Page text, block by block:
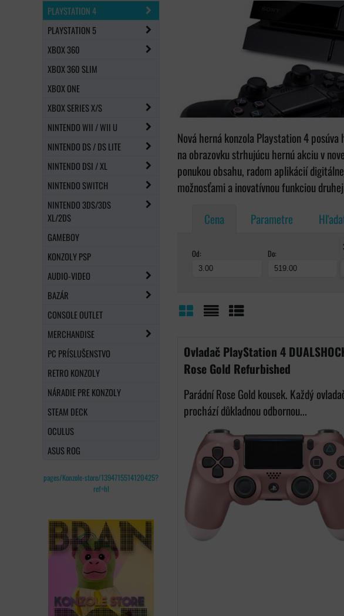
Nová herná konzola Playstation 4
na obrazovku strhujúcu hernú akciu v
ponukou obsahu, radom aplikácií
možnosťami a inovatívnou funkciou
Cena
Parametre
Od: Do:
Ovladač PlayStation 4
Rose Gold Refurbished
Parádní Rose Gold kousek. Každý
prochází důkladnou odbornou...
PLAYSTATION 4
PLAYSTATION 5
XBOX 360
XBOX 360 SLIM
XBOX ONE
XBOX SERIES X/S
NINTENDO WII / WII U
NINTENDO DS / DS LITE
NINTENDO DSI / XL
NINTENDO SWITCH
NINTENDO 3DS/3DS
XL/2DS
GAMEBOY
KONZOLY PSP
AUDIO-VIDEO
BAZÁR
CONSOLE OUTLET
MERCHANDISE
PC PRÍSLUŠENSTVO
RETRO KONZOLY
NÁRADIE PRE KONZOLY
STEAM DECK
OCULUS
ASUS ROG
pages/Konzole-store/1394715514120425?
ref=hl